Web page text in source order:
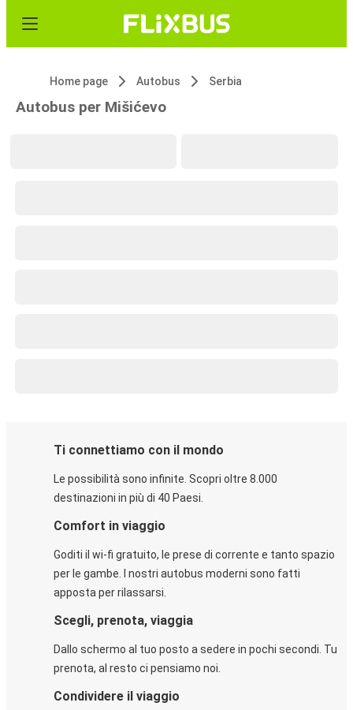
Home page Autobus Serbia
Autobus per Mišićevo
Ti connettiamo con il mondo
Le possibilità sono infinite. Scopri oltre 8.000
destinazioni in più di 40 Paesi.
Comfort in viaggio
Goditi il wi-fi gratuito, le prese di corrente e tanto spazio
per le gambe. I nostri autobus moderni sono fatti
apposta per rilassarsi.
Scegli, prenota, viaggia
Dallo schermo al tuo posto a sedere in pochi secondi. Tu
prenota, al resto ci pensiamo noi.
Condividere il viaggio